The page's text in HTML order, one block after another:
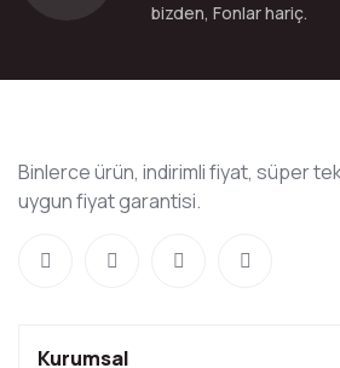
bizden, Fonlar hariç.
Binlerce ürün, indirimli fiyat, süper
uygun fiyat garantisi.
Kurumsal